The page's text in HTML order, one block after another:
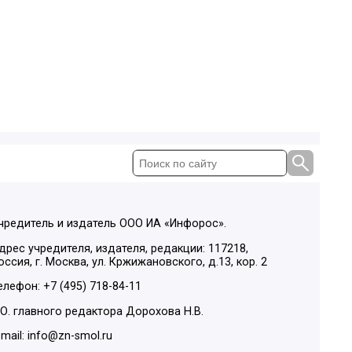
и издатель ООО ИА «Инфорос».
учредителя, издателя, редакции: 117218,
г. Москва, ул. Кржижановского, д.13, кор. 2
+7 (495) 718-84-11
главного редактора Дорохова Н.В.
info@zn-smol.ru